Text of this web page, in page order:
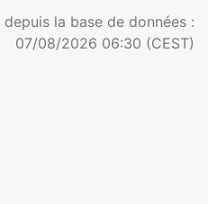
la base de données :
07/08/2026 06:30 (CEST)